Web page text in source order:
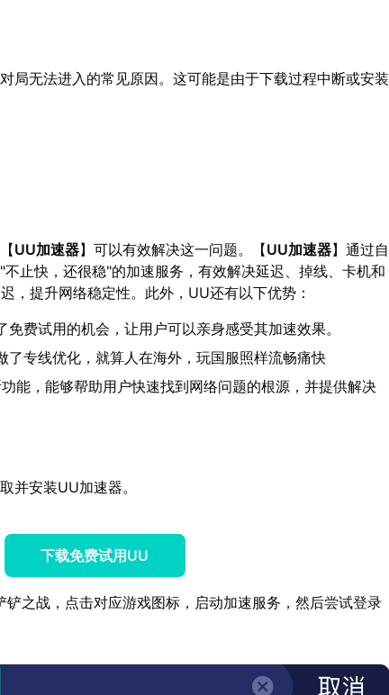
局无法进入的常见原因。这可能是由于下载过程中断或安装
UU加速器】可以有效解决这一问题。【UU加速器】通过自
止快，还很稳"的加速服务，有效解决延迟、掉线、卡机和
，提升网络稳定性。此外，UU还有以下优势：
免费试用的机会，让用户可以亲身感受其加速效果。
了专线优化，就算人在海外，玩国服照样流畅痛快
能，能够帮助用户快速找到网络问题的根源，并提供解决
并安装UU加速器。
下载免费试用UU
之战，点击对应游戏图标，启动加速服务，然后尝试登录